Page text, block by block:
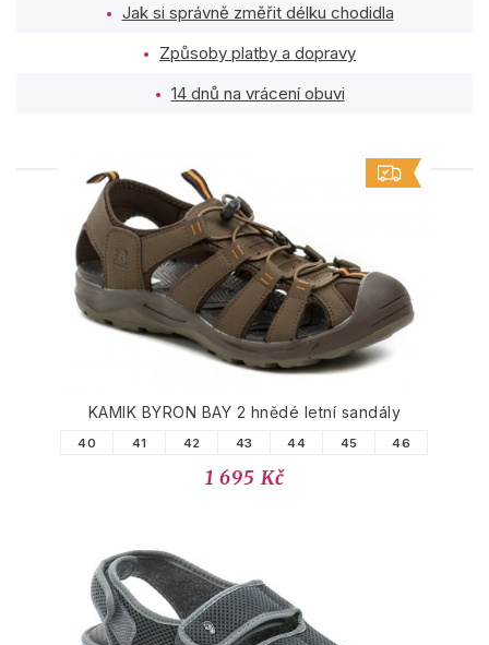
Jak si správně změřit délku chodidla
Způsoby platby a dopravy
14 dnů na vrácení obuvi
PODOBNÉ PRODUKTY
KAMIK BYRON BAY 2 hnědé letní sandály
40 41 42 43 44 45 46
1 695 Kč